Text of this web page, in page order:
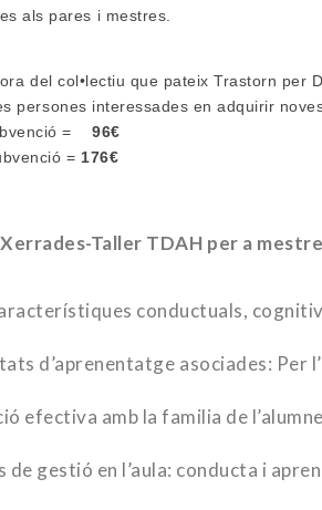
als pares i mestres.
del col•lectiu que pateix Trastorn per
persones interessades en adquirir
=96€
= 176€
per a
conductuals,
d’aprenentatge asociades: Per
efectiva amb la familia de
de gestió en l’aula: conducta i